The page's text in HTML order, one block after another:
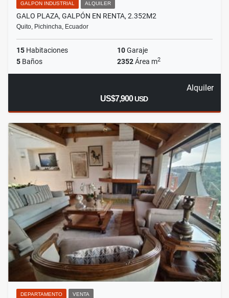
GALPON INDUSTRIAL ALQUILER
GALO PLAZA, GALPÓN EN RENTA, 2.352M2
Quito, Pichincha, Ecuador
15 Habitaciones 10Garaje
5 Baños 2352Área m2
Alquiler
US$7,900USD
DEPARTAMENTO VENTA